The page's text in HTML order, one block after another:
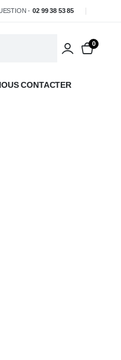
- 02 99 38 53 85
0
CONTACTER